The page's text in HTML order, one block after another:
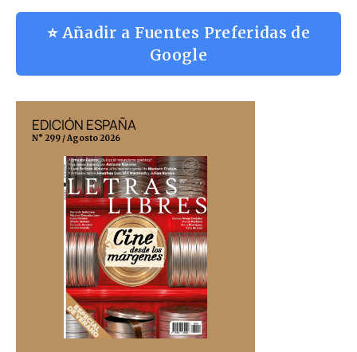
⭐ Añadir a Fuentes Preferidas de
Google
EDICIÓN ESPAÑA
N° 299 / Agosto 2026